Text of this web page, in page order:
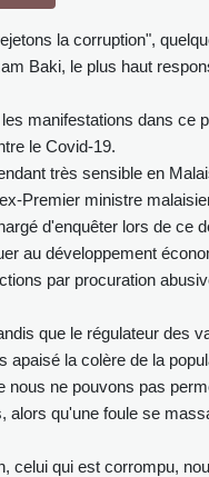
la corruption",
Baki, le plus haut
manifestations dans
le Covid-19.
très sensible en
Premier ministre
d'enquêter lors de ce
au développement
par procuration
que le régulateur des
apaisé la colère de la
ne pouvons pas
alors qu'une foule se
celui qui est corrompu,